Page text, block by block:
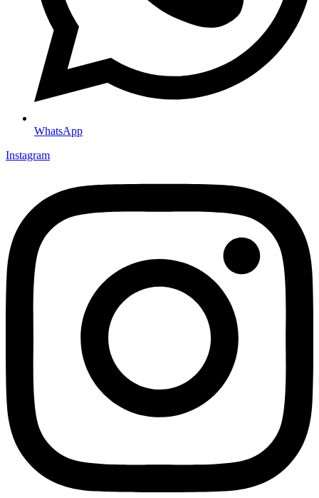
WhatsApp
Instagram